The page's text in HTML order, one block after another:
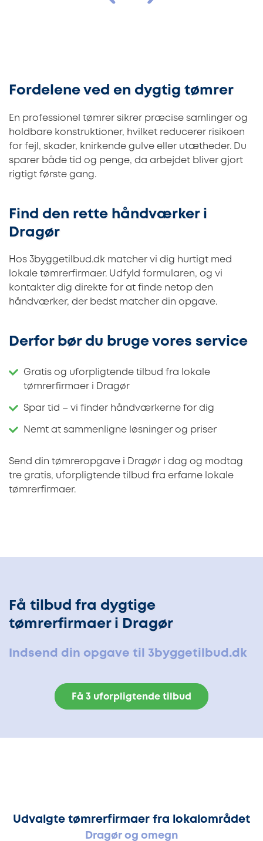
Fordelene ved en dygtig tømrer
En professionel tømrer sikrer præcise samlinger og
holdbare konstruktioner, hvilket reducerer risikoen
for fejl, skader, knirkende gulve eller utætheder. Du
sparer både tid og penge, da arbejdet bliver gjort
rigtigt første gang.
Find den rette håndværker i
Dragør
Hos 3byggetilbud.dk matcher vi dig hurtigt med
lokale tømrerfirmaer. Udfyld formularen, og vi
kontakter dig direkte for at finde netop den
håndværker, der bedst matcher din opgave.
Derfor bør du bruge vores service
Gratis og uforpligtende tilbud fra lokale
tømrerfirmaer i Dragør
Spar tid – vi finder håndværkerne for dig
Nemt at sammenligne løsninger og priser
Send din tømreropgave i Dragør i dag og modtag
tre gratis, uforpligtende tilbud fra erfarne lokale
tømrerfirmaer.
Få tilbud fra dygtige
tømrerfirmaer i Dragør
Indsend din opgave til 3byggetilbud.dk
Få 3 uforpligtende tilbud
Udvalgte tømrerfirmaer fra lokalområdet
Dragør og omegn